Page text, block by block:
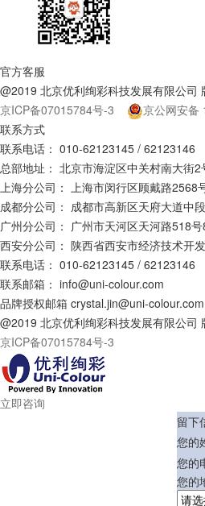
官方客服
@2019 北京优利绚彩科技发展有限公司
京ICP备07015784号-3
京公网安备
联系方式
联系电话： 010-62123145 / 62123146
总部地址： 北京市海淀区中关村南大街
上海分公司： 上海市闵行区顾戴路2568
成都分公司： 成都市高新区天府大道中
广州分公司： 广州市天河区天河路518
西安分公司： 陕西省西安市经济技术开
联系电话： 010-62123145 / 62123146
联系邮箱： info@uni-colour.com
品牌授权邮箱 crystal.jin@uni-colour.com
@2019 北京优利绚彩科技发展有限公司
京ICP备07015784号-3
立即咨询
留下
您的
您的
您的